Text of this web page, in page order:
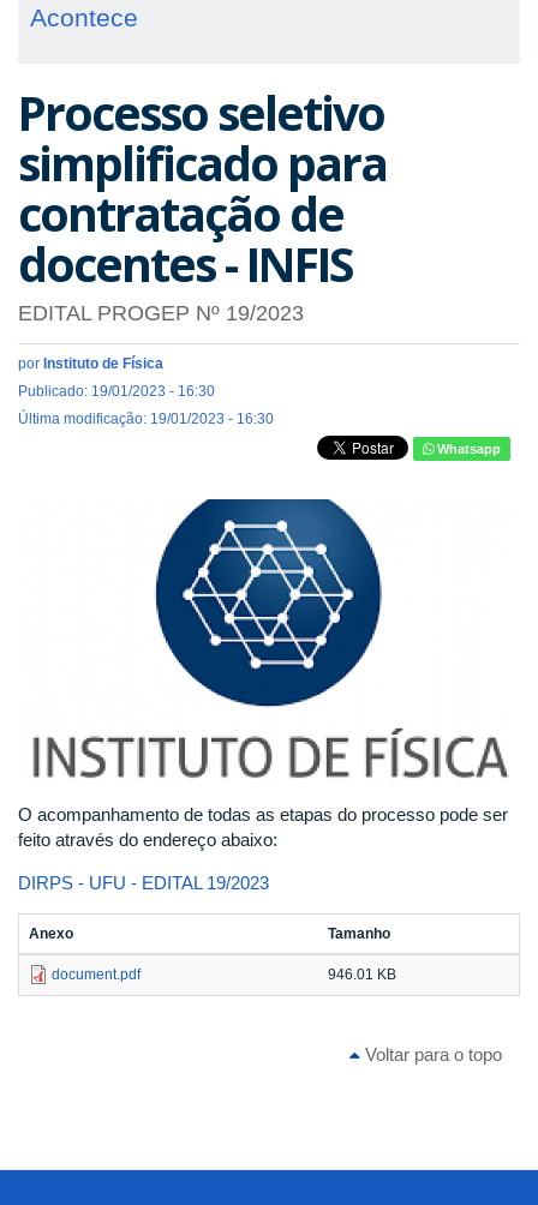
Acontece
Processo seletivo
simplificado para
contratação de
docentes - INFIS
EDITAL PROGEP Nº 19/2023
por Instituto de Física
Publicado: 19/01/2023 - 16:30
Última modificação: 19/01/2023 - 16:30
Whatsapp
O acompanhamento de todas as etapas do processo pode ser
feito através do endereço abaixo:
DIRPS - UFU - EDITAL 19/2023
Anexo Tamanho
document.pdf 946.01 KB
Voltar para o topo